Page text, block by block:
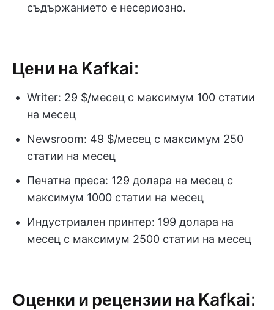
съдържанието е несериозно.
Цени на Kafkai:
Writer: 29 $/месец с максимум 100 статии
на месец
Newsroom: 49 $/месец с максимум 250
статии на месец
Печатна преса: 129 долара на месец с
максимум 1000 статии на месец
Индустриален принтер: 199 долара на
месец с максимум 2500 статии на месец
Оценки и рецензии на Kafkai: